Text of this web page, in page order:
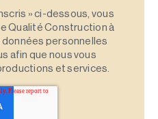
» ci-dessous, vous
Qualité Construction à
personnelles
afin que nous vous
et services.